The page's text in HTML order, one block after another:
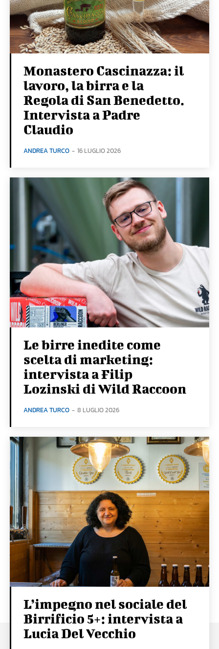
Monastero Cascinazza: il
lavoro, la birra e la
Regola di San Benedetto.
Intervista a Padre
Claudio
ANDREA TURCO - 16 LUGLIO 2026
Le birre inedite come
scelta di marketing:
intervista a Filip
Lozinski di Wild Raccoon
ANDREA TURCO - 8 LUGLIO 2026
L’impegno nel sociale del
Birrificio 5+: intervista a
Lucia Del Vecchio